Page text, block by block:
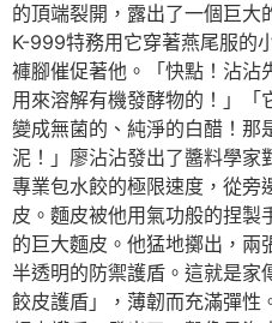
的頂端裂開，露出了一個巨大
K-999特務用它穿著燕尾服的
褲腳催促著他。「快點！沾沾
用來溶解有機發酵物的！」「
變成無菌的、純淨的白醋！那
泥！」廖沾沾發出了醬料學家
專業包水餃的極限速度，從旁
皮。麵皮被他用氣功般的捏製
的巨大麵皮。他猛地擲出，兩
半透明的防禦護盾。這就是家
餃皮護盾」，薄韌而充滿彈性